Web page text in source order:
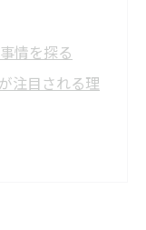
情を探る
注目される理
用者層と特徴